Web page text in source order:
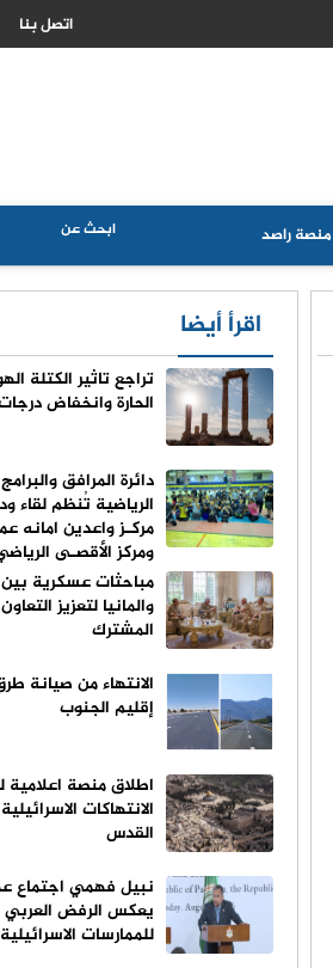
جدل نتائج الثانوية العامة في
اتصل بنا
منصة راصد
اقرأ أيضا
تراجع تاثير الكتلة
الحارة وانخفاض درجات
دائرة المرافق والبرامج
الرياضية تُنظم لقاء
مركـز واعدين امانه
ومركز الأقصـى
مباحثات عسكرية بين
والمانيا لتعزيز التعاون
المشترك
الانتهاء من صيانة
إقليم الجنوب
اطلاق منصة اعلامية
الانتهاكات
القدس
نبيل فهمي اجتماع
يعكس الرفض العربي
للممارسات الاسرائيلية